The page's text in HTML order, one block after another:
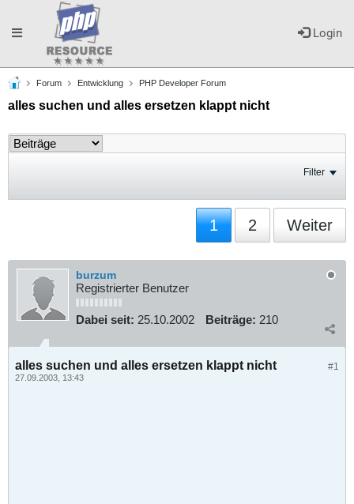
Login
Toggle
navigation
Forum Entwicklung PHP Developer Forum
alles suchen und alles ersetzen klappt nicht
Filter
1 2 Weiter
burzum
Registrierter Benutzer
Dabei seit: 25.10.2002 Beiträge: 210
#1
alles suchen und alles ersetzen klappt nicht
27.09.2003, 13:43